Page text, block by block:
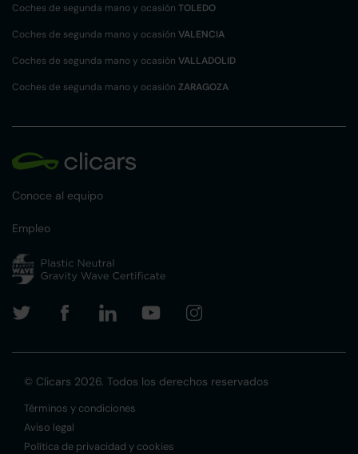
Coches de segunda mano y ocasión TOLEDO
Coches de segunda mano y ocasión VALENCIA
Coches de segunda mano y ocasión VALLADOLID
Coches de segunda mano y ocasión ZARAGOZA
Conoce al equipo
Empleo
© Clicars 2026. Todos los derechos reservados
Términos y condiciones
Aviso legal
Política de privacidad y cookies